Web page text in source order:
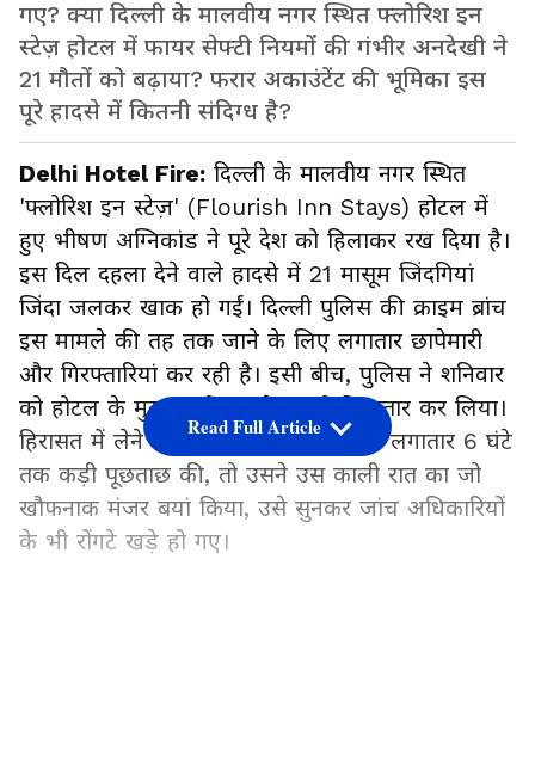
गए? क्या दिल्ली के मालवीय नगर स्थित फ्लोरिश इन
स्टेज़ होटल में फायर सेफ्टी नियमों की गंभीर अनदेखी ने
21 मौतों को बढ़ाया? फरार अकाउंटेंट की भूमिका इस
पूरे हादसे में कितनी संदिग्ध है?
Delhi Hotel Fire: दिल्ली के मालवीय नगर स्थित
'फ्लोरिश इन स्टेज़' (Flourish Inn Stays) होटल में
हुए भीषण अग्निकांड ने पूरे देश को हिलाकर रख दिया है।
इस दिल दहला देने वाले हादसे में 21 मासूम जिंदगियां
जिंदा जलकर खाक हो गईं। दिल्ली पुलिस की क्राइम ब्रांच
इस मामले की तह तक जाने के लिए लगातार छापेमारी
और गिरफ्तारियां कर रही है। इसी बीच, पुलिस ने शनिवार
को होटल के मुख्य रसोइए (शेफ) को गिरफ्तार कर लिया।
हिरासत में लेने के बाद जब पुलिस ने उससे लगातार 6 घंटे
तक कड़ी पूछताछ की, तो उसने उस काली रात का जो
खौफनाक मंजर बयां किया, उसे सुनकर जांच अधिकारियों
के भी रोंगटे खड़े हो गए।
Read Full Article